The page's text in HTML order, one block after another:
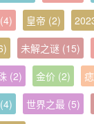
(4) 皇帝 (2)
未解之谜 (15)
(2) 金价 (2) 痣
(4) 世界之最 (5)